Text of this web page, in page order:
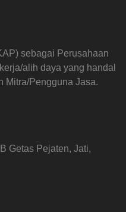
sebagai Perusahaan
alih daya yang handal
Mitra/Pengguna Jasa.
Getas Pejaten, Jati,